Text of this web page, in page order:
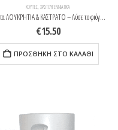
ΚΟΎΠΕΣ, ΧΡΙΣΤΟΥΓΕΝΝΙΆΤΙΚΑ
Κούπα ΛΟΥΚΡΗΤΙΑ & ΚΑΣΤΡΑΤΟ – Λύσε το φιόγκο – Μαύρη
€15.50
ΠΡΟΣΘΉΚΗ ΣΤΟ ΚΑΛΆΘΙ